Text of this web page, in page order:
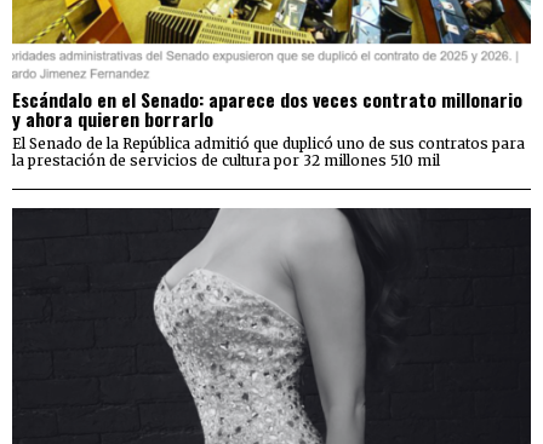
Escándalo en el Senado: aparece dos veces contrato millonario
y ahora quieren borrarlo
El Senado de la República admitió que duplicó uno de sus contratos para
la prestación de servicios de cultura por 32 millones 510 mil